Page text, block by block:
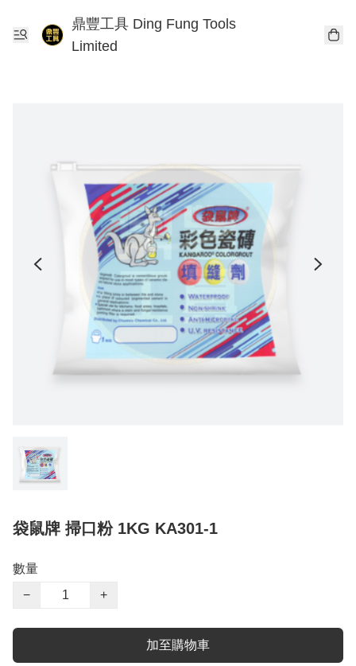
鼎豐工具 Ding Fung Tools
Limited
袋鼠牌 掃口粉 1KG KA301-1
數量
−
+
加至購物車